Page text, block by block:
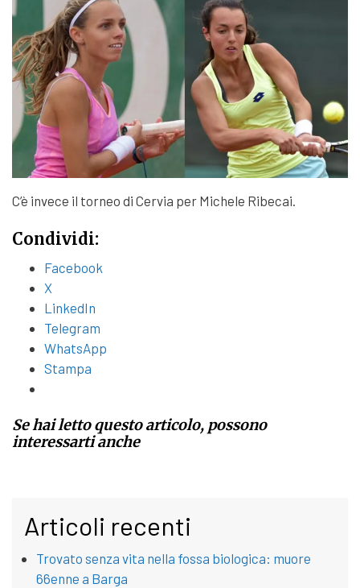
C’è invece il torneo di Cervia per Michele Ribecai.
Condividi:
Facebook
X
LinkedIn
Telegram
WhatsApp
Stampa
Se hai letto questo articolo, possono
interessarti anche
Articoli recenti
Trovato senza vita nella fossa biologica: muore
66enne a Barga